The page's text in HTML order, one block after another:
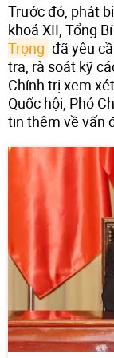
Trước đó, phát
khoá XII, Tổng
Trọng đã yêu
tra, rà soát kỹ
Chính trị xem
Quốc hội, Phó
tin thêm về vấn